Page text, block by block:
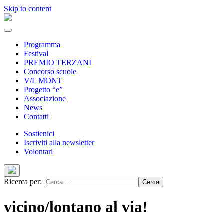
Skip to content
Programma
Festival
PREMIO TERZANI
Concorso scuole
V/L MONT
Progetto “e”
Associazione
News
Contatti
Sostienici
Iscriviti alla newsletter
Volontari
Ricerca per:
vicino/lontano al via!